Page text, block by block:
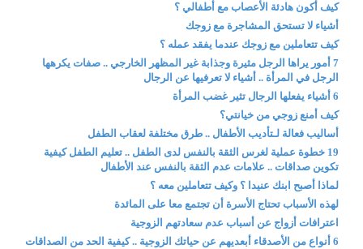
كيف أكون هادئة الأعصاب مع أطفالي ؟
أشياء لا تستحق المشاجرة مع زوجك
كيف تتعاملين مع زوجك عندما يفقد عمله ؟
7 أمور يراها الرجل مثيرة وجذابة غير المظهر الخارجي .. صفات يكرهها
الرجل في المرأة .. أشياء لا تعرفيها عن الرجال
6 أشياء يفعلها الرجال تثير غضب المرأة
كيف أمنع زوجي من خيانتي؟
أساليب فعالة لـتأديب الأطفال .. طرق مختلفة لعقاب الطفل
19 خطوة عملية لغرس الثقة بالنفس لدى الطفل .. تعليم الطفل كيفية
تكوين صداقات .. علامات عدم الثقة بالنفس عند الأطفال
لماذا أصبح ابنك عنيدا ؟ وكيف تتعاملين معه ؟
لهذه الأسباب تحتاج الأسرة أن تجتمع معا على المائدة
اعترافات أزواج عن أسباب عدم سعادتهم الزوجية
6 أنواع من الأصدقاء أبعديهم عن حياتك الزوجية .. كيفية الحد من الصداقات